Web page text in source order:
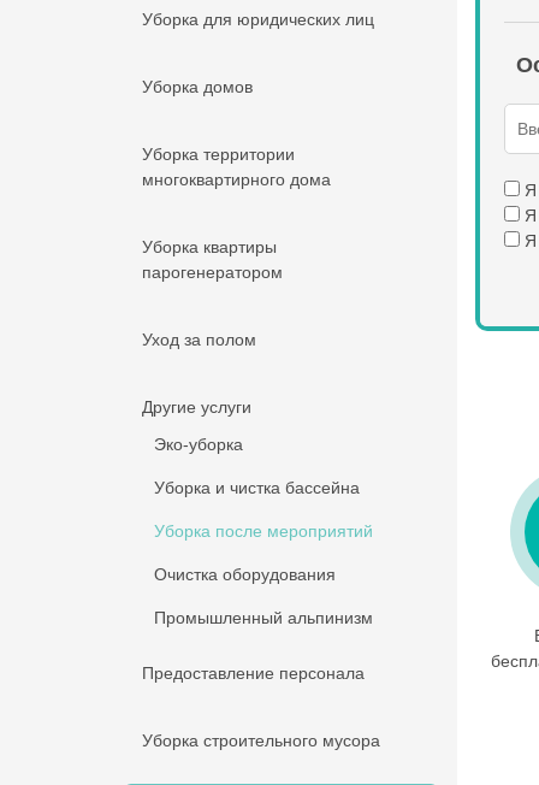
Уборка для юридических лиц
Уборка домов
Уборка территории
многоквартирного дома
Уборка квартиры
парогенератором
Уход за полом
Другие услуги
Эко-уборка
Уборка и чистка бассейна
Уборка после мероприятий
Очистка оборудования
Промышленный альпинизм
Предоставление персонала
Уборка строительного мусора
Я
Я
Я